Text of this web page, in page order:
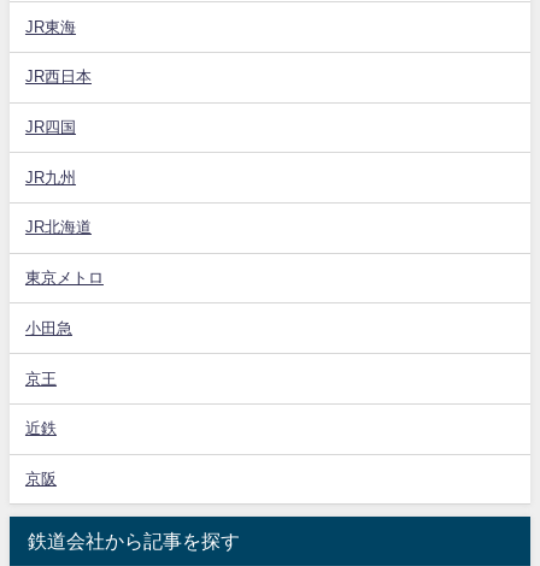
JR東海
JR西日本
JR四国
JR九州
JR北海道
東京メトロ
小田急
京王
近鉄
京阪
鉄道会社から記事を探す